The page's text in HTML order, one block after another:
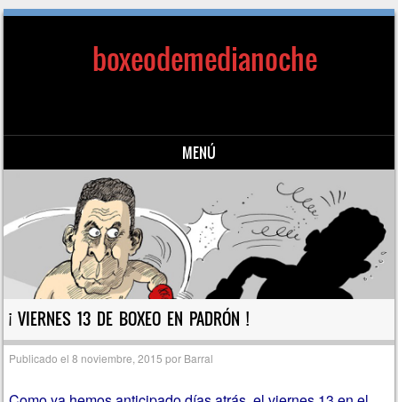
boxeodemedianoche
MENÚ
Saltar al contenido
¡ VIERNES 13 DE BOXEO EN PADRÓN !
Publicado el8 noviembre, 2015 por Barral